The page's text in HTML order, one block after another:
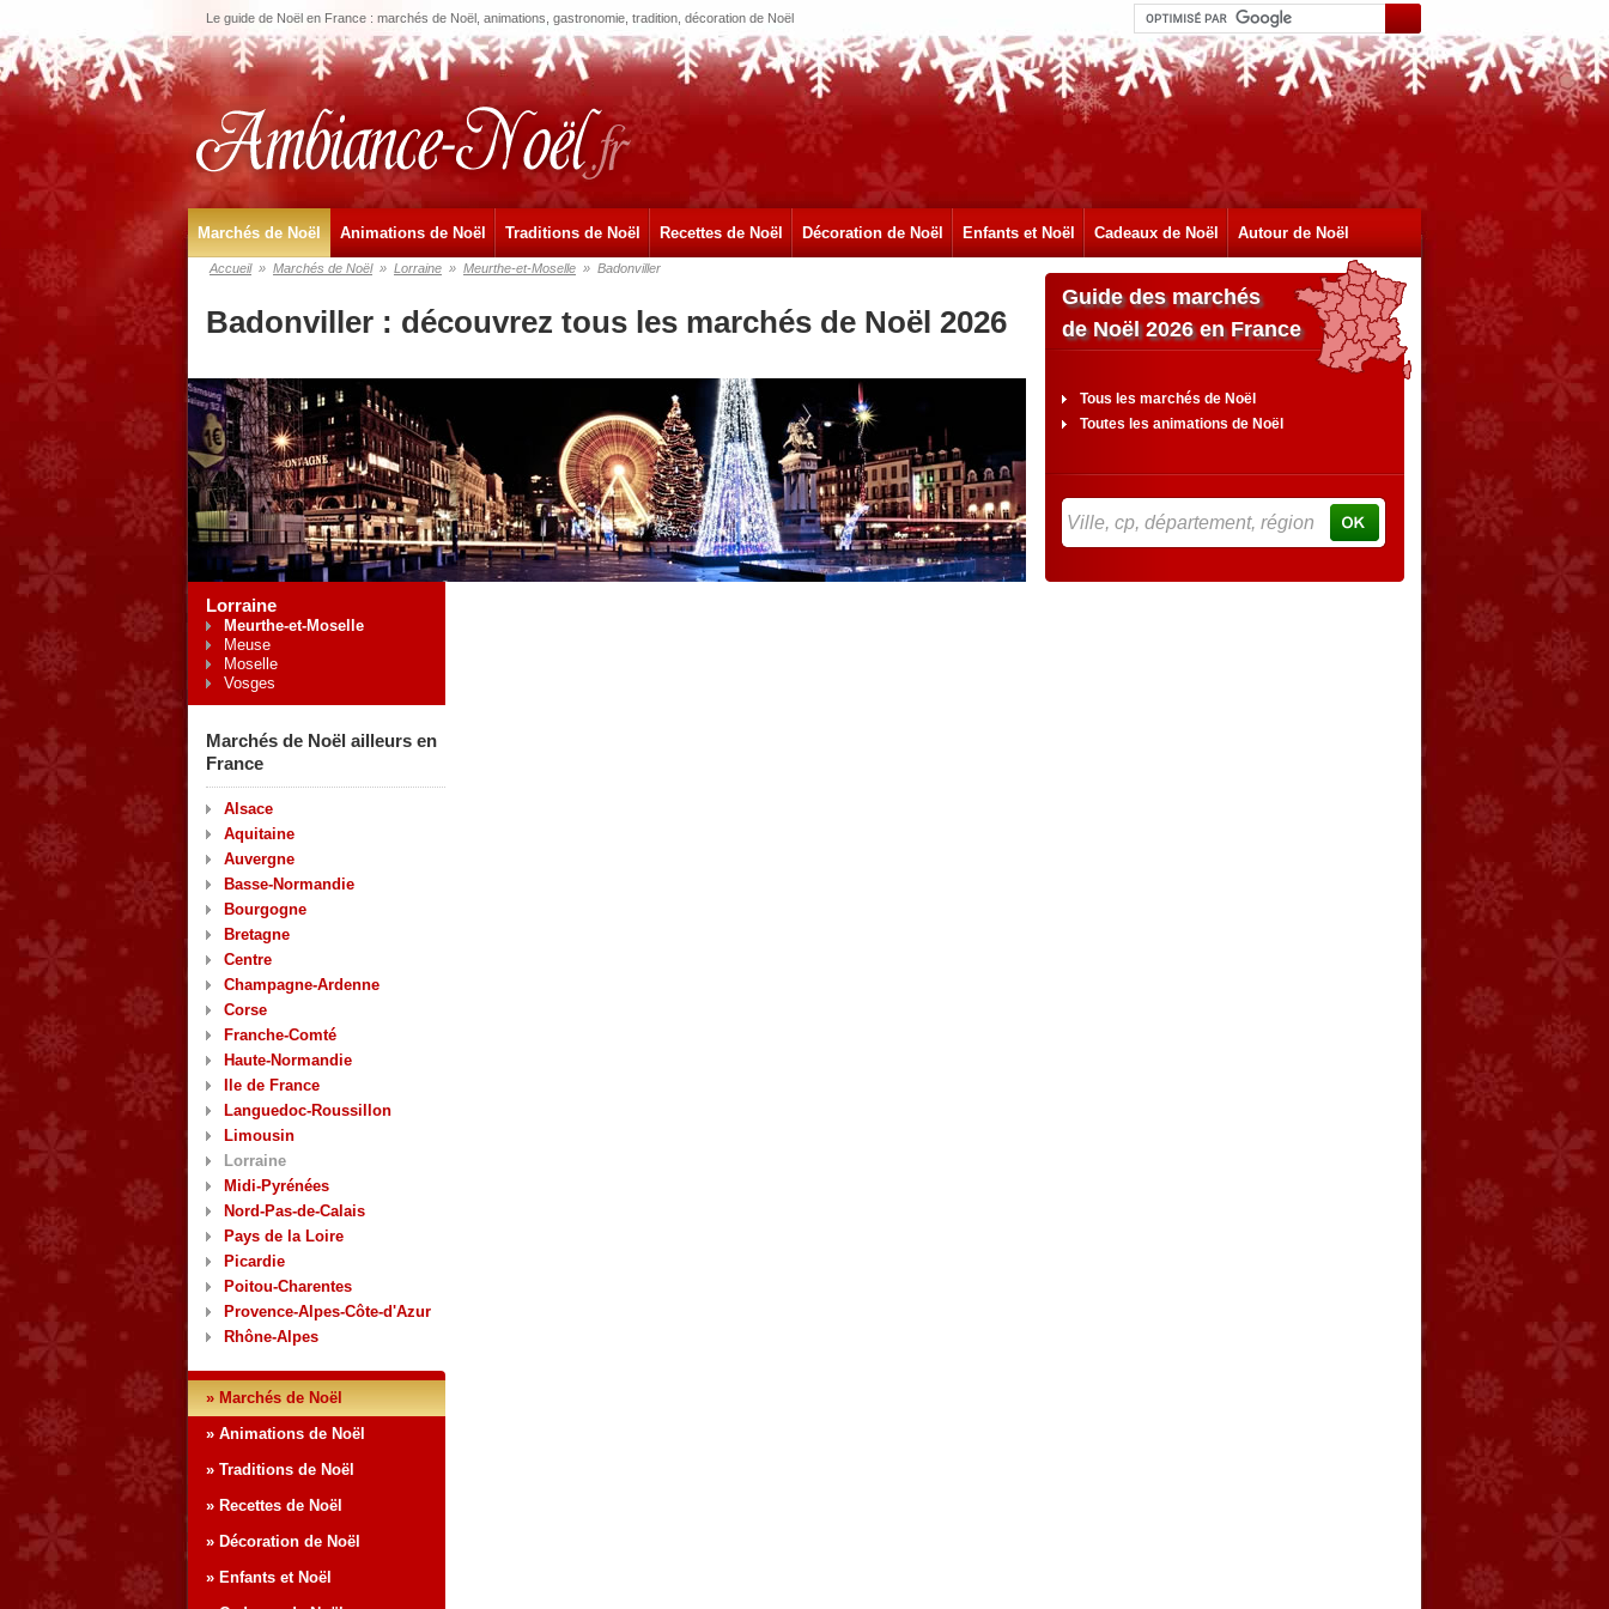
Le guide de Noël en France : marchés de Noël, animations, gastronomie, tradition, décoration de Noël
Marchés de Noël Animations de Noël Traditions de Noël Recettes de Noël Décoration de Noël Enfants et Noël Cadeaux de Noël Autour de Noël
Accueil » Marchés de Noël » Lorraine » Meurthe-et-Moselle » Badonviller
Badonviller : découvrez tous les marchés de Noël 2026
Lorraine
Meurthe-et-Moselle
Meuse
Moselle
Vosges
Marchés de Noël ailleurs en
France
Alsace
Aquitaine
Auvergne
Basse-Normandie
Bourgogne
Bretagne
Centre
Champagne-Ardenne
Corse
Franche-Comté
Haute-Normandie
Ile de France
Languedoc-Roussillon
Limousin
Lorraine
Midi-Pyrénées
Nord-Pas-de-Calais
Pays de la Loire
Picardie
Poitou-Charentes
Provence-Alpes-Côte-d'Azur
Rhône-Alpes
» Marchés de Noël
» Animations de Noël
» Traditions de Noël
» Recettes de Noël
» Décoration de Noël
» Enfants et Noël
Guide des marchés
de Noël 2026 en France
Tous les marchés de Noël
Toutes les animations de Noël